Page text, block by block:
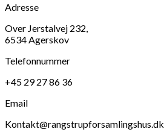
Adresse
Over Jerstalvej 232,
6534 Agerskov
Telefonnummer
+45 29 27 86 36
Email
Kontakt@rangstrupforsamlingshus.dk